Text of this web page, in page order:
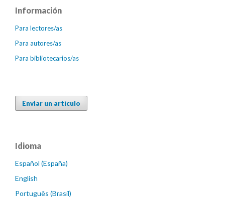
Información
Para lectores/as
Para autores/as
Para bibliotecarios/as
Enviar un artículo
Idioma
Español (España)
English
Português (Brasil)